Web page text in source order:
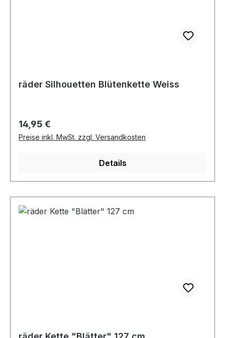
räder Silhouetten Blütenkette Weiss
Regulärer Preis:
14,95 €
Preise inkl. MwSt. zzgl. Versandkosten
Details